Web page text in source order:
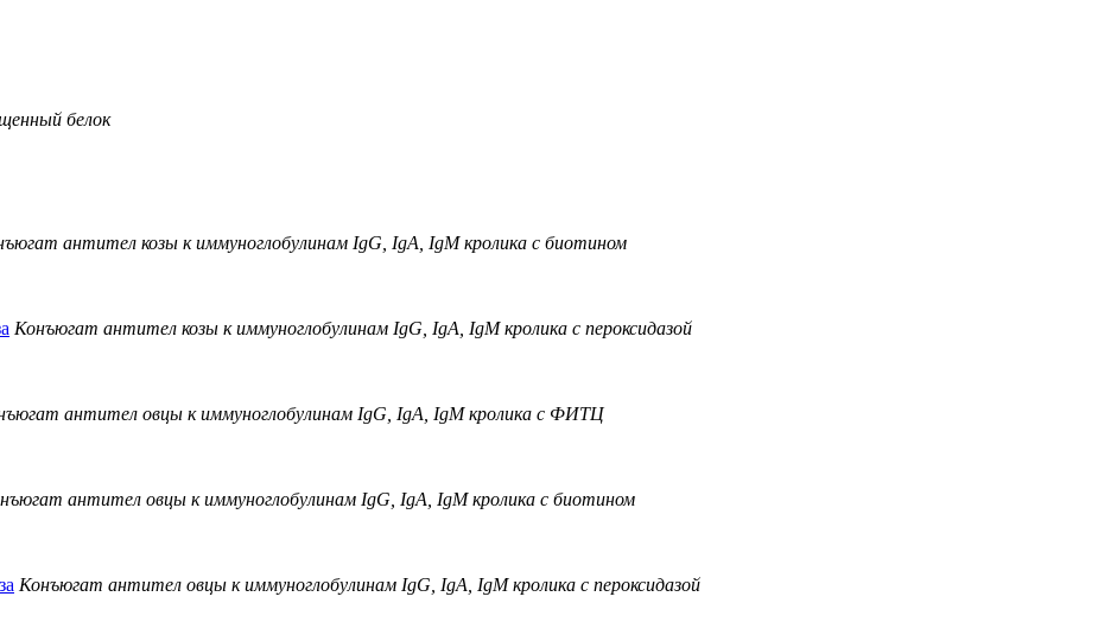
белок
антител козы к иммуноглобулинам IgG, IgA, IgM кролика с биотином
Конъюгат антител козы к иммуноглобулинам IgG, IgA, IgM кролика с пероксидазой
антител овцы к иммуноглобулинам IgG, IgA, IgM кролика с ФИТЦ
антител овцы к иммуноглобулинам IgG, IgA, IgM кролика с биотином
Конъюгат антител овцы к иммуноглобулинам IgG, IgA, IgM кролика с пероксидазой